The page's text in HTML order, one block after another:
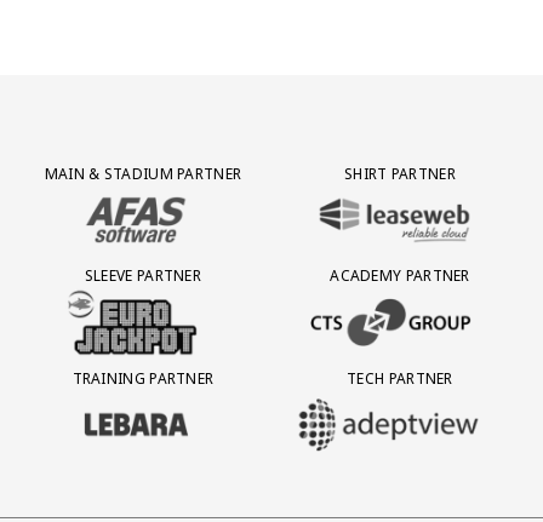
Partner Logos Grid
MAIN & STADIUM PARTNER
BEZOEK ONZE MAIN & STADIUM PARTNER AFAS SOFTWARE
SHIRT PARTNER
BEZOEK ONZE SHIRT PARTNER
SLEEVE PARTNER
BEZOEK ONZE SLEEVE PARTNER EUROJACKPOT
ACADEMY PARTNER
BEZOEK ONZE ACADEMY
TRAINING PARTNER
BEZOEK ONZE TRAINING PARTNER LEBARA
TECH PARTNER
BEZOEK ONZE TECH PARTNER